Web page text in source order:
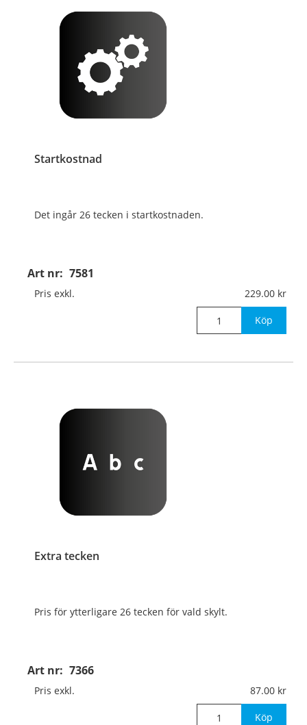
Startkostnad
Art nr: 7581
Det ingår 26 tecken i startkostnaden.
Pris exkl. 229.00
Köp
Extra tecken
Art nr: 7366
Pris för ytterligare 26 tecken för vald skylt.
Pris exkl. 87.00
Köp